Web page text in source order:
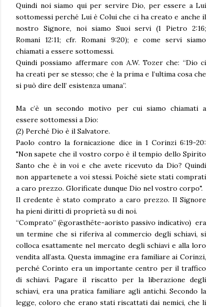
Quindi noi siamo qui per servire Dio, per essere a Lui
sottomessi perché Lui è Colui che ci ha creato e anche il
nostro Signore, noi siamo Suoi servi (1 Pietro 2:16;
Romani 12:11; cfr. Romani 9:20); e come servi siamo
chiamati a essere sottomessi.
Quindi possiamo affermare con A.W. Tozer che: “Dio ci
ha creati per se stesso; che è la prima e l’ultima cosa che
si può dire dell’ esistenza umana”.
Ma c’è un secondo motivo per cui siamo chiamati a
essere sottomessi a Dio:
(2) Perché Dio è il Salvatore.
Paolo contro la fornicazione dice in 1 Corinzi 6:19-20:
"Non sapete che il vostro corpo è il tempio dello Spirito
Santo che è in voi e che avete ricevuto da Dio? Quindi
non appartenete a voi stessi. Poiché siete stati comprati
a caro prezzo. Glorificate dunque Dio nel vostro corpo".
Il credente è stato comprato a caro prezzo. Il Signore
ha pieni diritti di proprietà su di noi.
“Comprato” (ēgorasthēte-aoristo passivo indicativo) era
un termine che si riferiva al commercio degli schiavi, si
colloca esattamente nel mercato degli schiavi e alla loro
vendita all’asta. Questa immagine era familiare ai Corinzi,
perché Corinto era un importante centro per il traffico
di schiavi. Pagare il riscatto per la liberazione degli
schiavi, era una pratica familiare agli antichi. Secondo la
legge, coloro che erano stati riscattati dai nemici, che li